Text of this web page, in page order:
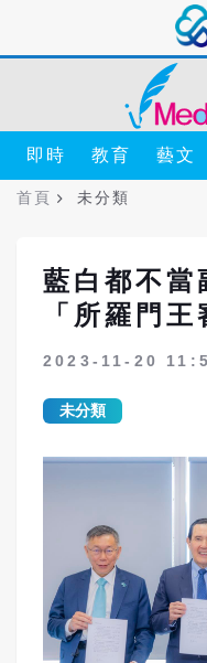
即時 教育 藝文
首頁 未分類
藍白都不
「所羅門王
2023-11-20
未分類